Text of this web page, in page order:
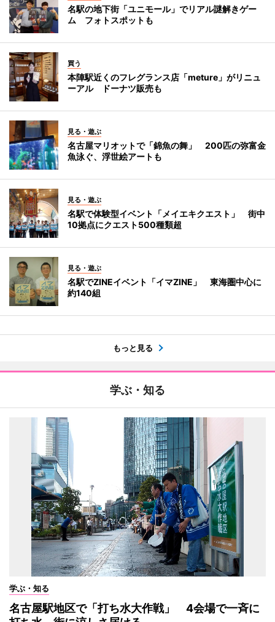
名駅の地下街「ユニモール」でリアル謎解きゲー
ム フォトスポットも
買う
本陣駅近くのフレグランス店「meture」がリニュ
ーアル ドーナツ販売も
見る・遊ぶ
名古屋マリオットで「錦魚の舞」 200匹の弥富金
魚泳ぐ、浮世絵アートも
見る・遊ぶ
名駅で体験型イベント「メイエキクエスト」 街中
10拠点にクエスト500種類超
見る・遊ぶ
名駅でZINEイベント「イマZINE」 東海圏中心に
約140組
もっと見る
学ぶ・知る
学ぶ・知る
名古屋駅地区で「打ち水大作戦」 4会場で一斉に